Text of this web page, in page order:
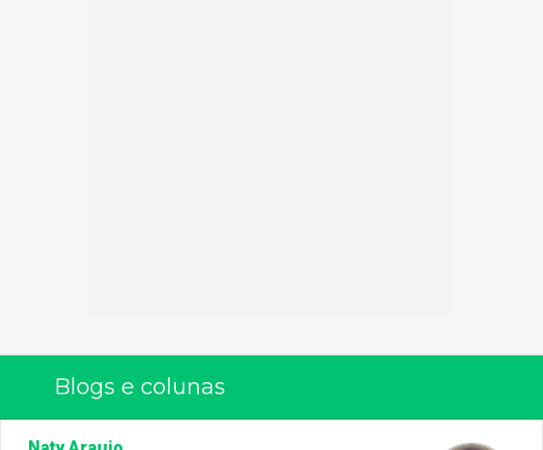
Blogs e colunas